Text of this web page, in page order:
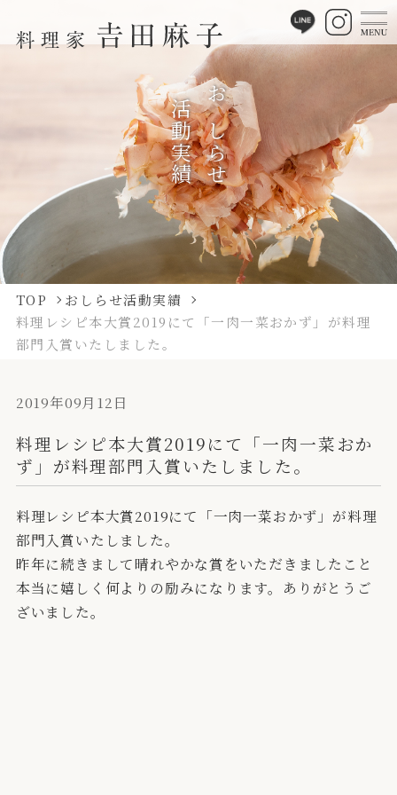
おしらせ
活動実績
TOP
おしらせ活動実績
料理レシピ本大賞2019にて「一肉一菜おかず」が料理
部門入賞いたしました。
2019年09月12日
料理レシピ本大賞2019にて「一肉一菜おか
ず」が料理部門入賞いたしました。
料理レシピ本大賞2019にて「一肉一菜おかず」が料理
部門入賞いたしました。
昨年に続きまして晴れやかな賞をいただきましたこと
本当に嬉しく何よりの励みになります。ありがとうご
ざいました。